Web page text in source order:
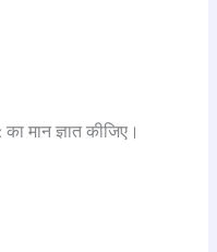
मान ज्ञात कीजिए।